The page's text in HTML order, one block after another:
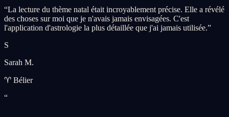
“La lecture du thème natal était incroyablement précise. Elle a révélé
des choses sur moi que je n'avais jamais envisagées. C'est
l'application d'astrologie la plus détaillée que j'ai jamais utilisée.”
S
Sarah M.
♈ Bélier
“